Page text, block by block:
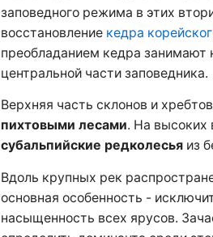
заповедного режима в этих
восстановление кедра
преобладанием кедра занимают
центральной части заповедника.
Верхняя часть склонов и
пихтовыми лесами. На высоких
субальпийские редколесьяиз
Вдоль крупных рек
основная особенность -
насыщенность всех ярусов.